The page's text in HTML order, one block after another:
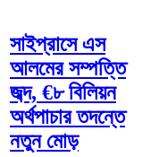
সাইপ্রাসে এস
আলমের সম্পত্তি
জব্দ, €৮ বিলিয়ন
অর্থপাচার তদন্তে
নতুন মোড়